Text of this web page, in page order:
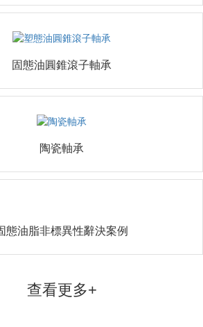
陶瓷軸承
固態油脂非標異性辭決案例
查看更多+